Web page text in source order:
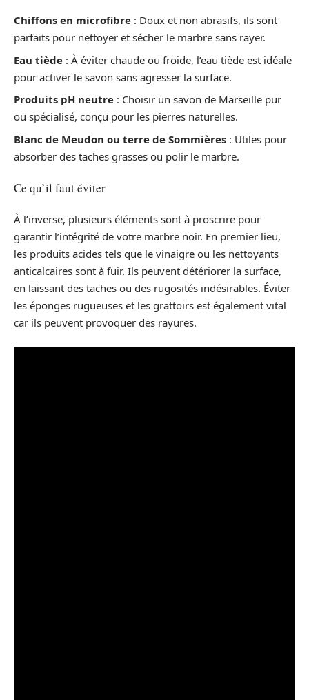
Chiffons en microfibre : Doux et non abrasifs, ils sont
parfaits pour nettoyer et sécher le marbre sans rayer.
Eau tiède : À éviter chaude ou froide, l’eau tiède est idéale
pour activer le savon sans agresser la surface.
Produits pH neutre : Choisir un savon de Marseille pur
ou spécialisé, conçu pour les pierres naturelles.
Blanc de Meudon ou terre de Sommières : Utiles pour
absorber des taches grasses ou polir le marbre.
Ce qu’il faut éviter
À l’inverse, plusieurs éléments sont à proscrire pour
garantir l’intégrité de votre marbre noir. En premier lieu,
les produits acides tels que le vinaigre ou les nettoyants
anticalcaires sont à fuir. Ils peuvent détériorer la surface,
en laissant des taches ou des rugosités indésirables. Éviter
les éponges rugueuses et les grattoirs est également vital
car ils peuvent provoquer des rayures.